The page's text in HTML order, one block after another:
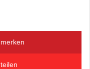
merken
teilen